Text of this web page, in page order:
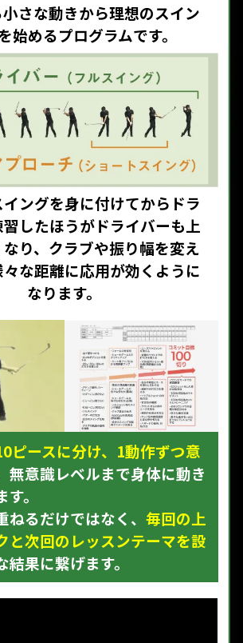
さな動きから理想のスイン
始めるプログラムです。
ングを身に付けてからドラ
したほうがドライバーも上
り、クラブや振り幅を変え
な距離に応用が効くように
なります。
ピースに分け、1動作ずつ意
無意識レベルまで身体に動き
。
ねるだけではなく、毎回の上
と次回のレッスンテーマを設
結果に繋げます。